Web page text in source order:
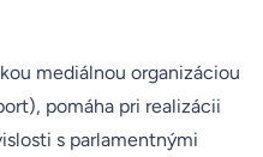
mediálnou organizáciou
pomáha pri realizácii
s parlamentnými